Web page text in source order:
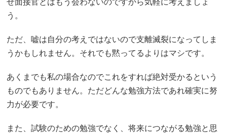
う。
ただ、嘘は自分の考えではないので支離滅裂になってしま
うかもしれません。それでも黙ってるよりはマシです。
あくまでも私の場合なのでこれをすれば絶対受かるという
ものでもありません。ただどんな勉強方法であれ確実に努
力が必要です。
また、試験のための勉強でなく、将来につながる勉強と思